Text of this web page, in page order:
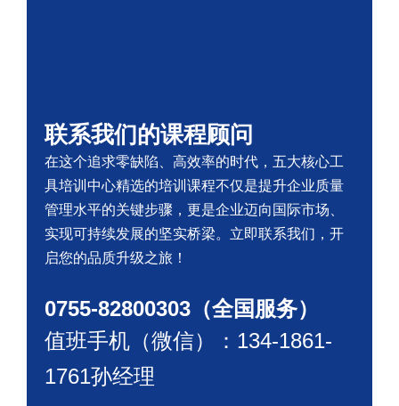
联系我们的课程顾问
在这个追求零缺陷、高效率的时代，五大核心工
具培训中心精选的培训课程不仅是提升企业质量
管理水平的关键步骤，更是企业迈向国际市场、
实现可持续发展的坚实桥梁。立即联系我们，开
启您的品质升级之旅！
0755-82800303（全国服务）
值班手机（微信）：134-1861-
1761孙经理